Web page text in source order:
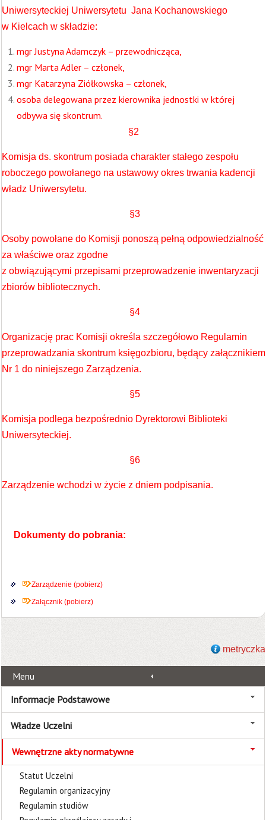
Uniwersyteckiej Uniwersytetu Jana Kochanowskiego
w Kielcach w składzie:
mgr Justyna Adamczyk – przewodnicząca,
mgr Marta Adler – członek,
mgr Katarzyna Ziółkowska – członek,
osoba delegowana przez kierownika jednostki w której
odbywa się skontrum.
§2
Komisja ds. skontrum posiada charakter stałego zespołu
roboczego powołanego na ustawowy okres trwania kadencji
władz Uniwersytetu.
§3
Osoby powołane do Komisji ponoszą pełną odpowiedzialność
za właściwe oraz zgodne
z obwiązującymi przepisami przeprowadzenie inwentaryzacji
zbiorów bibliotecznych.
§4
Organizację prac Komisji określa szczegółowo Regulamin
przeprowadzania skontrum księgozbioru, będący załącznikiem
Nr 1 do niniejszego Zarządzenia.
§5
Komisja podlega bezpośrednio Dyrektorowi Biblioteki
Uniwersyteckiej.
§6
Zarządzenie wchodzi w życie z dniem podpisania.
Dokumenty do pobrania:
Zarządzenie (pobierz)
Załącznik (pobierz)
metryczka
Menu
Informacje Podstawowe
Władze Uczelni
Wewnętrzne akty normatywne
Statut Uczelni
Regulamin organizacyjny
Regulamin studiów